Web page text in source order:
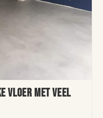
vloer met veel